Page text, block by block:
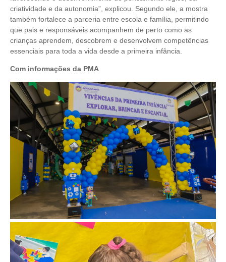
criatividade e da autonomia”, explicou. Segundo ele, a mostra
também fortalece a parceria entre escola e família, permitindo
que pais e responsáveis acompanhem de perto como as
crianças aprendem, descobrem e desenvolvem competências
essenciais para toda a vida desde a primeira infância.
Com informações da PMA